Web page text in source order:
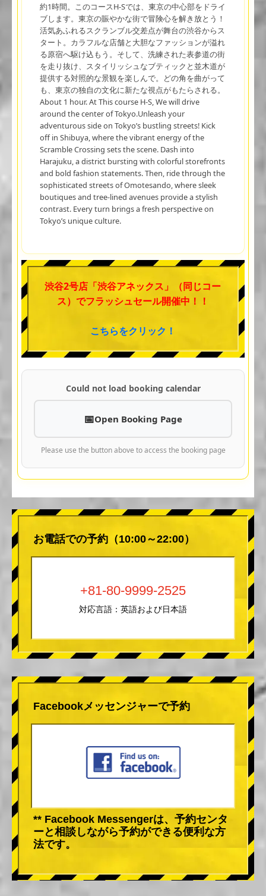
約1時間。このコースH-Sでは、東京の中心部をドライ
ブします。東京の賑やかな街で冒険心を解き放とう！
活気あふれるスクランブル交差点が舞台の渋谷からス
タート。カラフルな店舗と大胆なファッションが溢れ
る原宿へ駆け込もう。そして、洗練された表参道の街
を走り抜け、スタイリッシュなブティックと並木道が
提供する対照的な景観を楽しんで。どの角を曲がって
も、東京の独自の文化に新たな視点がもたらされる。
About 1 hour. At This course H-S, We will drive
around the center of Tokyo.Unleash your
adventurous side on Tokyo’s bustling streets! Kick
off in Shibuya, where the vibrant energy of the
Scramble Crossing sets the scene. Dash into
Harajuku, a district bursting with colorful storefronts
and bold fashion statements. Then, ride through the
sophisticated streets of Omotesando, where sleek
boutiques and tree-lined avenues provide a stylish
contrast. Every turn brings a fresh perspective on
Tokyo’s unique culture.
渋谷2号店「渋谷アネックス」（同じコー
ス）でフラッシュセール開催中！！
こちらをクリック！
Could not load booking calendar
Open Booking Page
Please use the button above to access the booking page
お電話での予約（10:00～22:00）
+81-80-9999-2525
対応言語：英語および日本語
Facebookメッセンジャーで予約
** Facebook Messengerは、予約センタ
ーと相談しながら予約ができる便利な方
法です。